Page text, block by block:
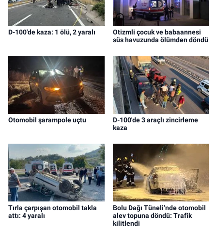
D-100'de kaza: 1 ölü, 2 yaralı
Otizmli çocuk ve babaannesi
süs havuzunda ölümden döndü
Otomobil şarampole uçtu
D-100'de 3 araçlı zincirleme
kaza
Tırla çarpışan otomobil takla
attı: 4 yaralı
Bolu Dağı Tüneli’nde otomobil
alev topuna döndü: Trafik
kilitlendi